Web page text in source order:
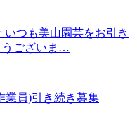
いつも美山園芸をお引き
うございま…